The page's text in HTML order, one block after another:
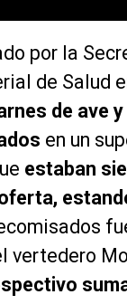
por la
de Salud
de ave
en un
estaban
vertedero